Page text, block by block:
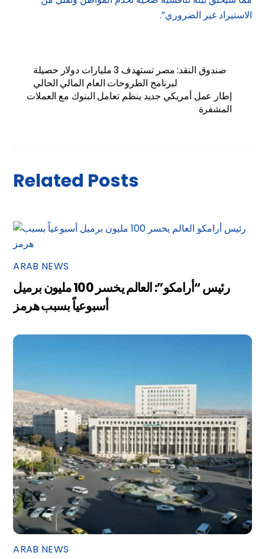
الاستيراد غير الضروري”.
صندوق النقد: مصر تستهدف 3 مليارات دولار حصيلة
لبرنامج الطروحات العام المالي الحالي
إطار عمل أمريكي جديد ينظم تعامل البنوك مع العملات
المشفرة
Related Posts
ARAB NEWS
رئيس “أرامكو”: العالم يخسر 100 مليون برميل
أسبوعياً بسبب هرمز
ARAB NEWS